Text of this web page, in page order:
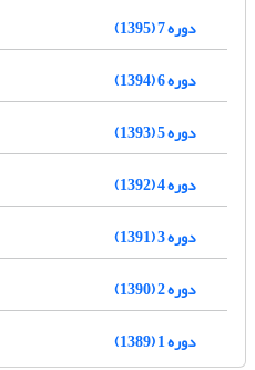
دوره 7 (1395)
دوره 6 (1394)
دوره 5 (1393)
دوره 4 (1392)
دوره 3 (1391)
دوره 2 (1390)
دوره 1 (1389)